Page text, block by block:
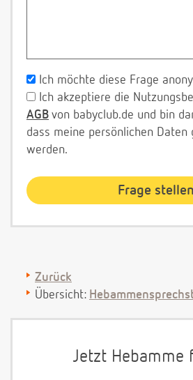
Ich möchte diese Frage
Ich akzeptiere die
AGB von babyclub.de und bin
dass meine persönlichen Daten
werden.
Zurück
Übersicht:
Jetzt Hebamme